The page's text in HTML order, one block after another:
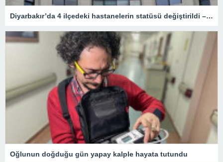
Diyarbakır’da 4 ilçedeki hastanelerin statüsü değiştirildi – Sağlık
Oğlunun doğduğu gün yapay kalple hayata tutundu